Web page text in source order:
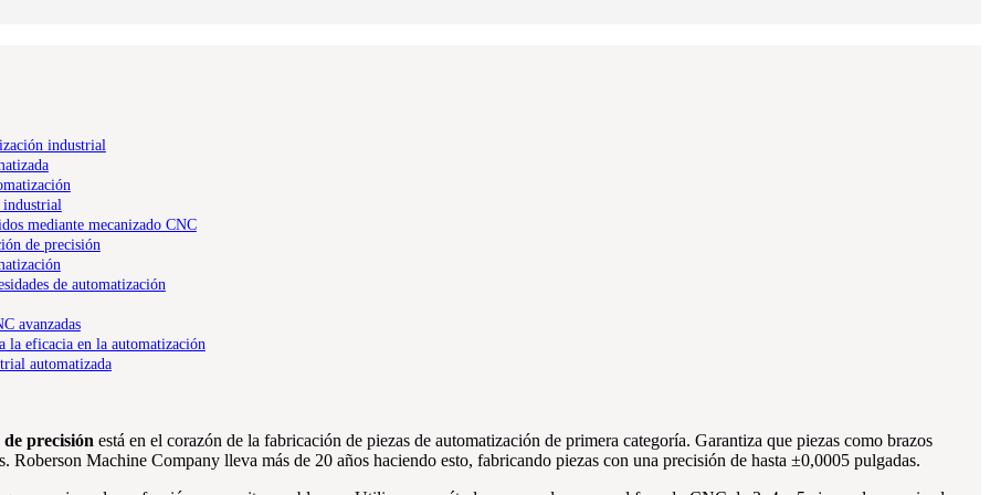
industrial
industrial
mediante mecanizado CNC
de precisión
de automatización
avanzadas
la eficacia en la automatización
automatizada
precisión está en el corazón de la fabricación de piezas de automatización de primera categoría. Garantiza que piezas como brazos
Machine Company lleva más de 20 años haciendo esto, fabricando piezas con una precisión de hasta ±0,0005 pulgadas.